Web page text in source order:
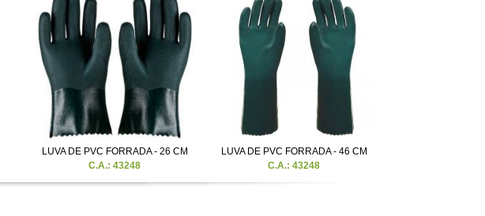
LUVA DE PVC FORRADA - 26 CM
C.A.: 43248
LUVA DE PVC FORRADA - 46 CM
C.A.: 43248